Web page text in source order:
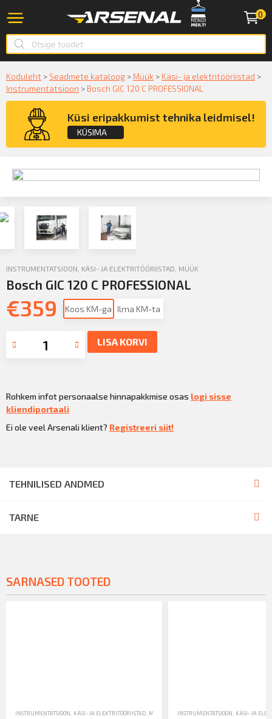
0
Koduleht > Seadmete kataloog > Müük > Käsi- ja elektritööriistad >
Instrumentatsioon > Bosch GIC 120 C PROFESSIONAL
Küsi eripakkumist tehnika leidmisel!
KÜSIMA
INSTRUMENTATSIOON KÄSI- JA ELEKTRITÖÖRIISTAD MÜÜK
Bosch GIC 120 C PROFESSIONAL
€359 Koos KM-ga Ilma KM-ta
LISA KORVI
Rohkem infot personaalse hinnapakkmise osas logi sisse
kliendiportaali
Ei ole veel Arsenali klient? Registreeri siit!
TEHNILISED ANDMED
TARNE
SARNASED TOOTED
INSTRUMENTATSIOON KÄSI- JA ELEKTRITÖÖRIISTAD MÜÜK INSTRUMENTATSIOON KÄSI- JA